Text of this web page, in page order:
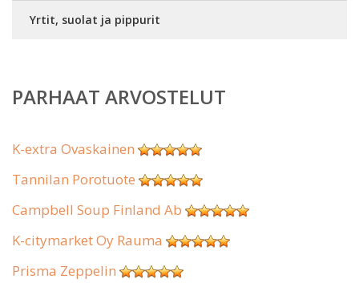
Yrtit, suolat ja pippurit
PARHAAT ARVOSTELUT
K-extra Ovaskainen
Tannilan Porotuote
Campbell Soup Finland Ab
K-citymarket Oy Rauma
Prisma Zeppelin